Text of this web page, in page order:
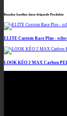
Kunden kauften dazu folgende Produkte
ELITE Custom Race Plus -
LOOK KÉO 2 MAX Carbon